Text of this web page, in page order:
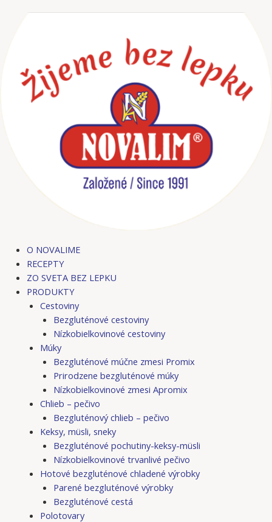
O NOVALIME
RECEPTY
ZO SVETA BEZ LEPKU
PRODUKTY
Cestoviny
Bezgluténové cestoviny
Nízkobielkovinové cestoviny
Múky
Bezgluténové múčne zmesi Promix
Prirodzene bezgluténové múky
Nízkobielkovinové zmesi Apromix
Chlieb – pečivo
Bezgluténový chlieb – pečivo
Keksy, müsli, sneky
Bezgluténové pochutiny-keksy-müsli
Nízkobielkovinové trvanlivé pečivo
Hotové bezgluténové chladené výrobky
Parené bezgluténové výrobky
Bezgluténové cestá
Polotovary